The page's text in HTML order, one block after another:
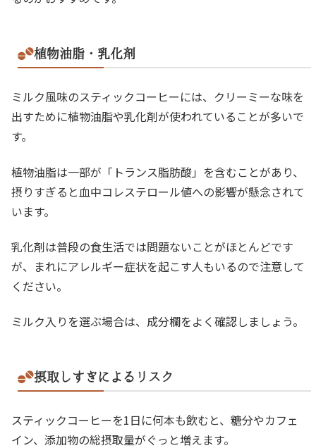
植物油脂・乳化剤
ミルク風味のスティックコーヒーには、クリーミーな味を
出すために植物油脂や乳化剤が使われていることが多いで
す。
植物油脂は一部が「トランス脂肪酸」を含むことがあり、
摂りすぎると血中コレステロール値への影響が懸念されて
います。
乳化剤は普段の食生活では問題ないことがほとんどです
が、まれにアレルギー症状を起こす人もいるので注意して
ください。
ミルク入りを選ぶ場合は、成分欄をよく確認しましょう。
摂取しすぎによるリスク
スティックコーヒーを1日に何本も飲むと、糖分やカフェ
イン、添加物の総摂取量がぐっと増えます。